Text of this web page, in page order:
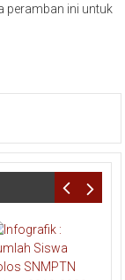
peramban ini untuk